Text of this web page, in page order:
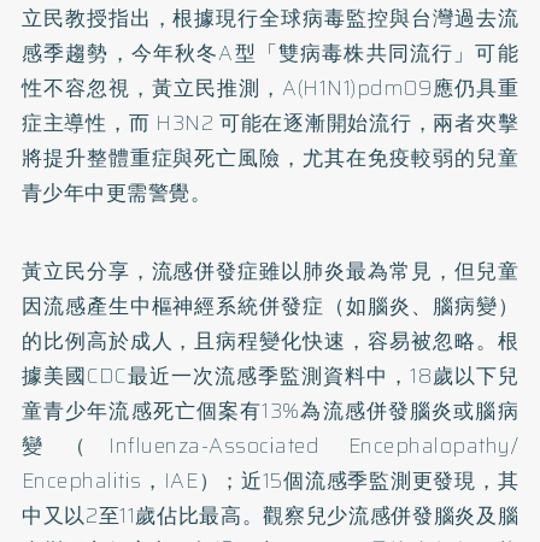
立民教授指出，根據現行全球病毒監控與台灣過去流
感季趨勢，今年秋冬A型「雙病毒株共同流行」可能
性不容忽視，黃立民推測，A(H1N1)pdm09應仍具重
症主導性，而 H3N2 可能在逐漸開始流行，兩者夾擊
將提升整體重症與死亡風險，尤其在免疫較弱的兒童
青少年中更需警覺。
黃立民分享，流感併發症雖以肺炎最為常見，但兒童
因流感產生中樞神經系統併發症（如腦炎、腦病變）
的比例高於成人，且病程變化快速，容易被忽略。根
據美國CDC最近一次流感季監測資料中，18歲以下兒
童青少年流感死亡個案有13%為流感併發腦炎或腦病
變（Influenza-Associated Encephalopathy/
Encephalitis，IAE）；近15個流感季監測更發現，其
中又以2至11歲佔比最高。觀察兒少流感併發腦炎及腦